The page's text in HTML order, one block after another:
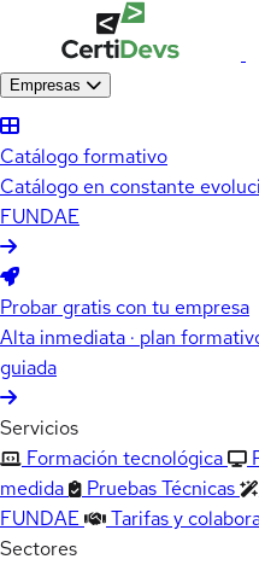
Empresas
Catálogo formativo
Catálogo en constante
FUNDAE
Probar gratis con tu empresa
Alta inmediata · plan
guiada
Servicios
Formación tecnológica
medida
Pruebas Técnicas
FUNDAE
Tarifas y
Sectores